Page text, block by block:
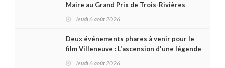
Maire au Grand Prix de Trois-Rivières
Jeudi 6 août 2026
Deux événements phares à venir pour le
film Villeneuve : L'ascension d'une légende
Jeudi 6 août 2026